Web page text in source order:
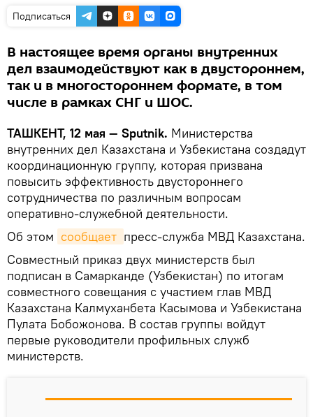
Подписаться
В настоящее время органы внутренних
дел взаимодействуют как в двустороннем,
так и в многостороннем формате, в том
числе в рамках СНГ и ШОС.
ТАШКЕНТ, 12 мая — Sputnik. Министерства
внутренних дел Казахстана и Узбекистана создадут
координационную группу, которая призвана
повысить эффективность двустороннего
сотрудничества по различным вопросам
оперативно-служебной деятельности.
Об этом сообщает пресс-служба МВД Казахстана.
Совместный приказ двух министерств был
подписан в Самарканде (Узбекистан) по итогам
совместного совещания с участием глав МВД
Казахстана Калмуханбета Касымова и Узбекистана
Пулата Бобожонова. В состав группы войдут
первые руководители профильных служб
министерств.